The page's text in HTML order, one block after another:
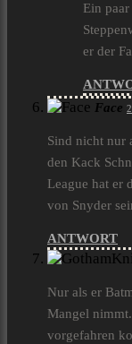
Ein
er der
Face
Sind nicht nur
den Kack
League hat er
von Snyder
ANTWORT
Nur als er
Mangel
vorgefahren